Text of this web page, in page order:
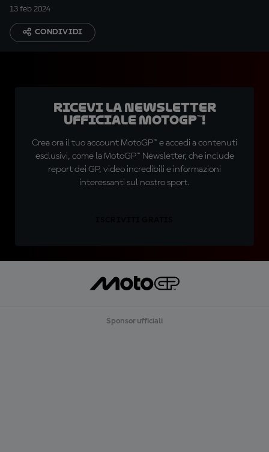
13 feb 2024
CONDIVIDI
Ricevi la newsletter
ufficiale MotoGP™!
Crea ora il tuo account MotoGP™ e accedi a contenuti
esclusivi, come la MotoGP™ Newsletter, che include
report dei GP, video incredibili e informazioni
interessanti sul nostro sport.
Sponsor ufficiali